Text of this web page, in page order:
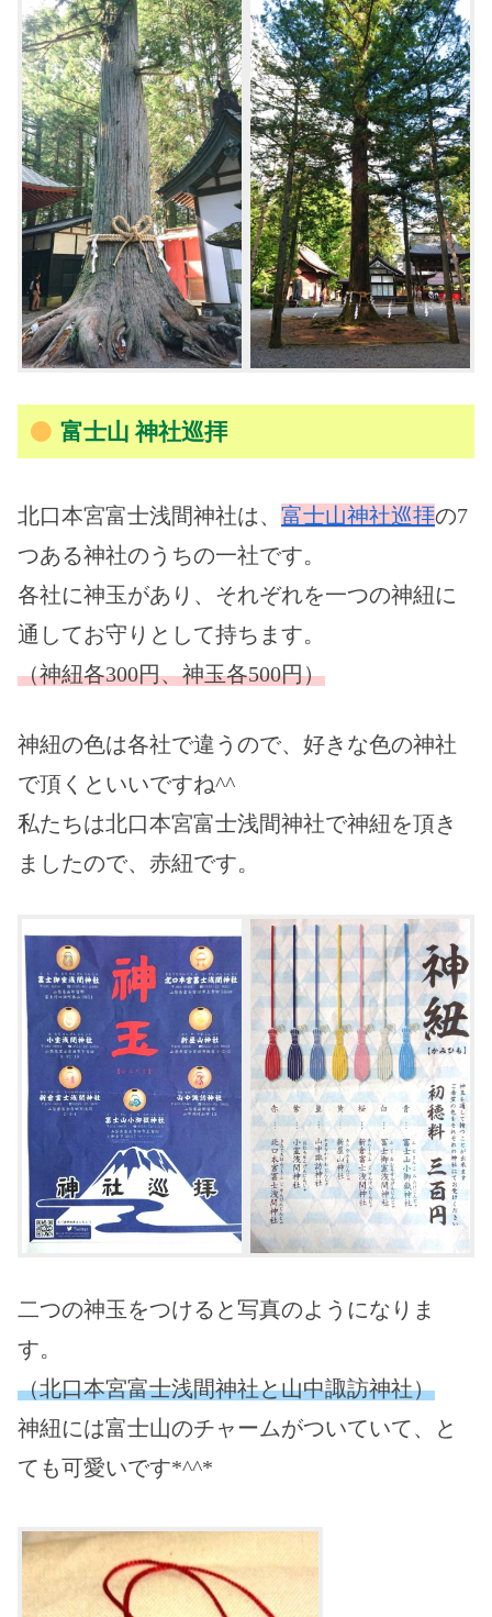
富士山 神社巡拝
北口本宮富士浅間神社は、 富士山神社巡拝の7
つある神社のうちの一社です。
各社に神玉があり、それぞれを一つの神紐に
通してお守りとして持ちます。
（神紐各300円、神玉各500円）
神紐の色は各社で違うので、好きな色の神社
で頂くといいですね^^
私たちは北口本宮富士浅間神社で神紐を頂き
ましたので、赤紐です。
二つの神玉をつけると写真のようになりま
す。
（北口本宮富士浅間神社と山中諏訪神社）
神紐には富士山のチャームがついていて、と
ても可愛いです*^^*